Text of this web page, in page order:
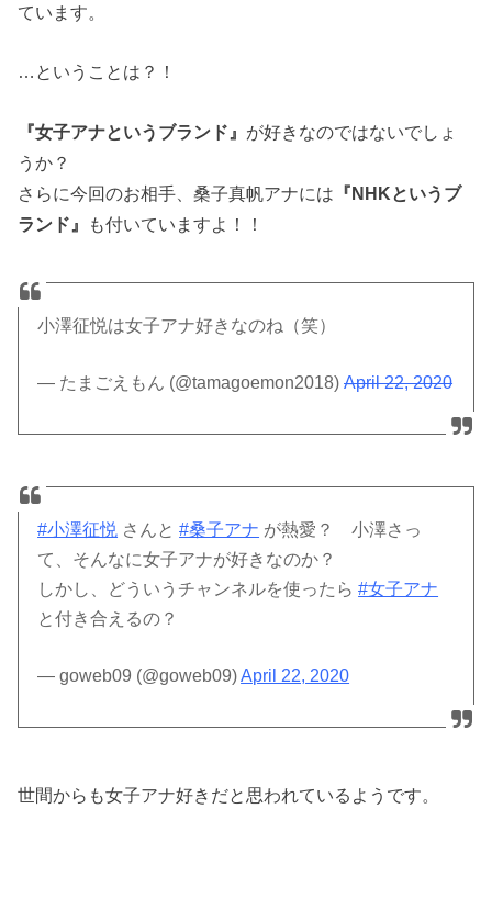
ています。
…ということは？！
『女子アナというブランド』 が好きなのではないでしょ
うか？
さらに今回のお相手、桑子真帆アナには 『NHKというブ
ランド』
も付いていますよ！！
小澤征悦は女子アナ好きなのね（笑）
— たまごえもん (@tamagoemon2018)April 22, 2020
#小澤征悦 さんと#桑子アナ が熱愛？ 小澤さっ
て、そんなに女子アナが好きなのか？
しかし、どういうチャンネルを使ったら#女子アナ
と付き合えるの？
— goweb09 (@goweb09)April 22, 2020
世間からも女子アナ好きだと思われているようです。